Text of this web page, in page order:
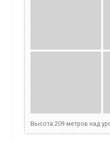
Высота 209 метров над